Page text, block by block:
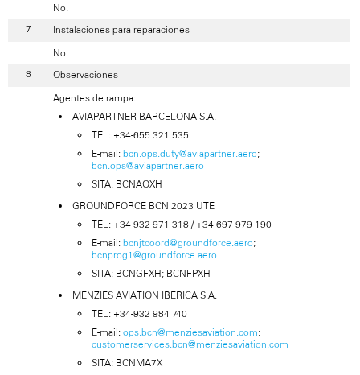
No.
Instalaciones para reparaciones
No.
Observaciones
Agentes de rampa:
AVIAPARTNER BARCELONA S.A.
TEL: +34-655 321 535
E-mail: bcn.ops.duty@aviapartner.aero;
bcn.ops@aviapartner.aero
SITA: BCNAOXH
GROUNDFORCE BCN 2023 UTE
TEL: +34-932 971 318 / +34-697 979 190
E-mail: bcnjtcoord@groundforce.aero;
bcnprog1@groundforce.aero
SITA: BCNGFXH; BCNFPXH
MENZIES AVIATION IBERICA S.A.
TEL: +34-932 984 740
E-mail: ops.bcn@menziesaviation.com;
customerservices.bcn@menziesaviation.com
SITA: BCNMA7X